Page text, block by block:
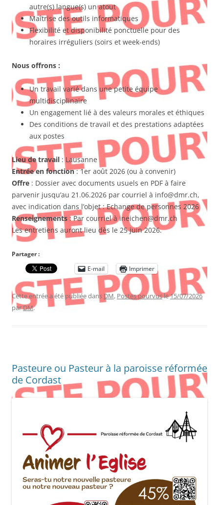
autre(s) langue(s) un atout
Maîtrise des outils informatiques
Flexibilité et disponibilité ponctuelle pour des
horaires irréguliers (soirs et week-ends)
Nous offrons :
Un travail varié dans une petite équipe
multidisciplinaire
Un engagement lié à des valeurs morales et éthiques
Des conditions de travail et des prestations adaptées
aux postes
Lieu de travail : Lausanne
Entrée en fonction: 1er août 2026 (ou à convenir)
Offre : Dossier avec documents usuels en PDF à faire
parvenir jusqu’au 21.06.2026 par courriel à info@dmr.ch,
avec indication dans l’objet : Echange de personnes 2026
Renseignements : Par courriel à ineichen@dmr.ch
Les entretiens auront lieu dès le 25 juin 2026.
Partager :
E-mail
Imprimer
Cette entrée a été publiée dans DM, Postes pourvusle15/07/2026
parDM.
Pasteure ou Pasteur à la paroisse réformée
de Cordast